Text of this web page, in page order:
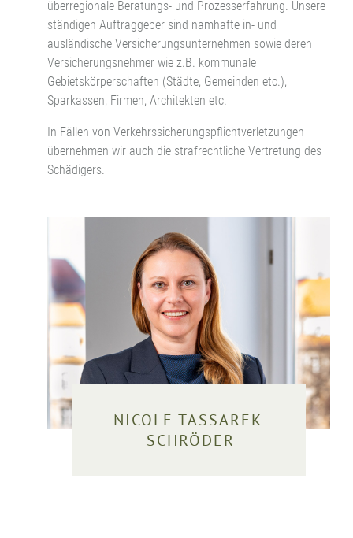
überregionale Beratungs- und Prozesserfahrung. Unsere
ständigen Auftraggeber sind namhafte in- und
ausländische Versicherungsunternehmen sowie deren
Versicherungsnehmer wie z.B. kommunale
Gebietskörperschaften (Städte, Gemeinden etc.),
Sparkassen, Firmen, Architekten etc.
In Fällen von Verkehrssicherungspflichtverletzungen
übernehmen wir auch die strafrechtliche Vertretung des
Schädigers.
NICOLE TASSAREK-
SCHRÖDER